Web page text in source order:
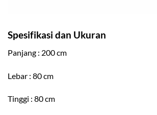
Spesifikasi dan Ukuran
Panjang : 200 cm
Lebar : 80 cm
Tinggi : 80 cm